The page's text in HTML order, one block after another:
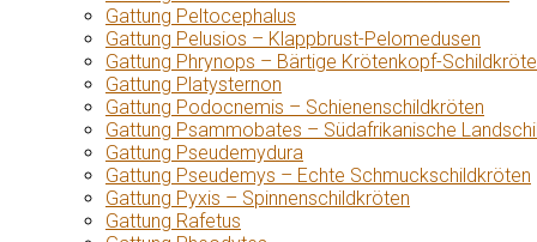
Gattung Peltocephalus
Gattung Pelusios – Klappbrust-Pelomedusen
Gattung Phrynops – Bärtige Krötenkopf-
Gattung Platysternon
Gattung Podocnemis – Schienenschildkröten
Gattung Psammobates – Südafrikanische
Gattung Pseudemydura
Gattung Pseudemys – Echte Schmuckschildkröten
Gattung Pyxis – Spinnenschildkröten
Gattung Rafetus